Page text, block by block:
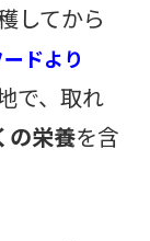
してから
ドより
で、取れ
の栄養を含